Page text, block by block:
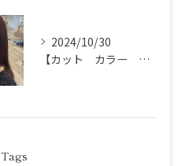
2024/10/30
【カット カラー トリートメント 目黒 美容室 スタイル】
Tags